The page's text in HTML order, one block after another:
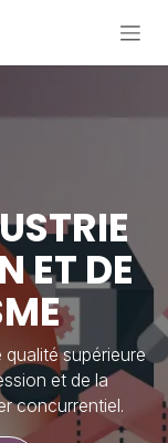
ET DE
supérieure
et de la
concurrentiel.